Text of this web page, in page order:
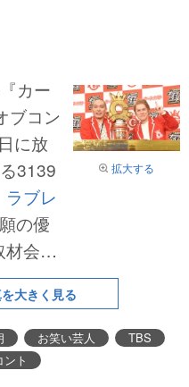
拡大する
カー
ブコン
に放
3139
ラブレ
の優
会で
大きく見る
お笑い芸人
TBS
ト